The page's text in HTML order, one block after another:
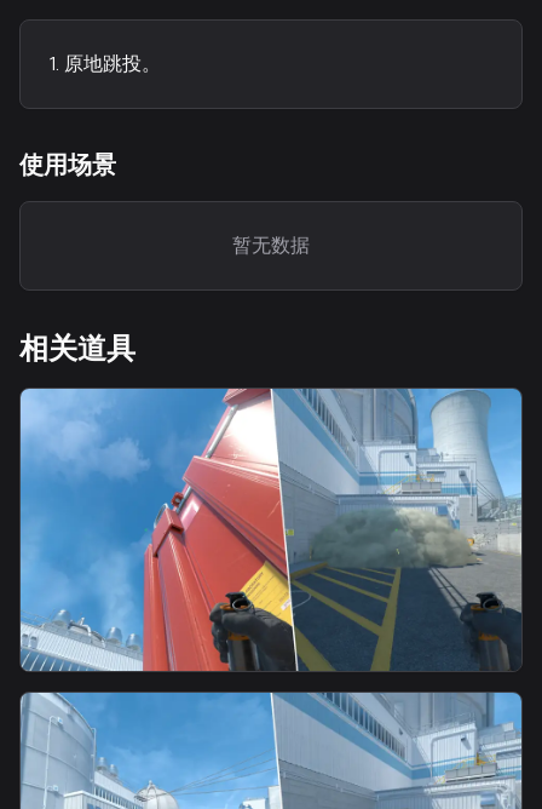
原地跳投。
使用场景
暂无数据
相关道具
smoke
更衣室窗口烟-从红箱丢